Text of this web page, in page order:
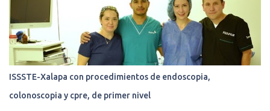
s
ISSSTE-Xalapa con procedimientos de endoscopia,
colonoscopia y cpre, de primer nivel